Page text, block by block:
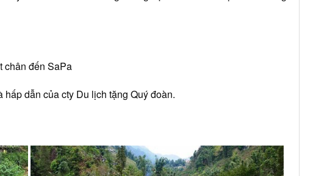
chân đến SaPa
dẫn của cty Du lịch tặng Quý đoàn.